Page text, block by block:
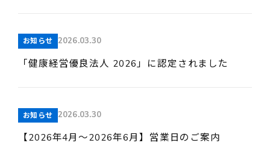
お知らせ 2026.03.30
「健康経営優良法人 2026」に認定されました
お知らせ 2026.03.30
【2026年4月～2026年6月】営業日のご案内